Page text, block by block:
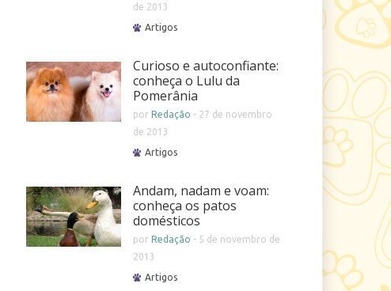
de 2013
Artigos
Curioso e autoconfiante:
conheça o Lulu da
Pomerânia
porRedação - 27 de novembro
de 2013
Artigos
Andam, nadam e voam:
conheça os patos
domésticos
porRedação - 5 de novembro de
2013
Artigos